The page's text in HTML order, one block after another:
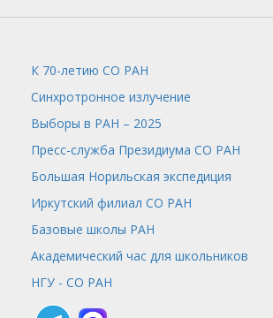
К 70-летию СО РАН
Синхротронное излучение
Выборы в РАН – 2025
Пресс-служба Президиума СО РАН
Большая Норильская экспедиция
Иркутский филиал СО РАН
Базовые школы РАН
Академический час для школьников
НГУ - СО РАН